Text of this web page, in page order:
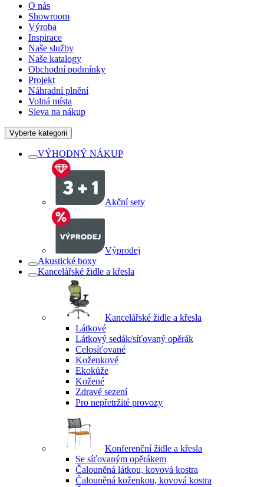
O nás
Showroom
Výroba
Inspirace
Naše služby
Naše katalogy
Obchodní podmínky
Projekt
Náhradní plnění
Volná místa
Sleva na nákup
Vyberte kategorii
VÝHODNÝ NÁKUP
Akční sety
Výprodej
Akustické boxy
Kancelářské židle a křesla
Kancelářské židle a křesla
Látkové
Látkový sedák/síťovaný opěrák
Celosíťované
Koženkové
Ekokůže
Kožené
Zdravé sezení
Pro nepřetržité provozy
Konferenční židle a křesla
Se síťovaným opěrákem
Čalouněná látkou, kovová kostra
Čalouněná koženkou, kovová kostra